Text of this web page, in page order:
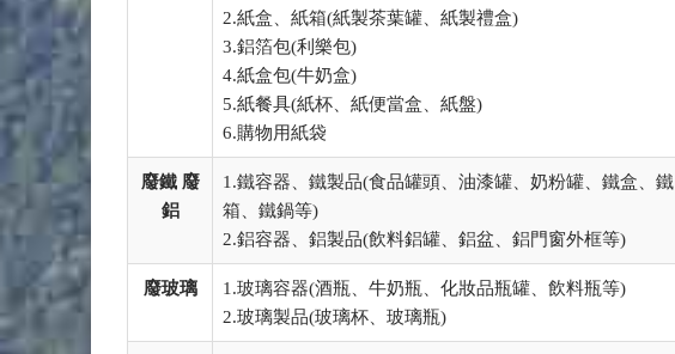
2.紙盒、紙箱(紙製茶葉罐、紙製禮盒)
3.鋁箔包(利樂包)
4.紙盒包(牛奶盒)
5.紙餐具(紙杯、紙便當盒、紙盤)
6.購物用紙袋
廢鐵 廢
鋁
1.鐵容器、鐵製品(食品罐頭、油漆罐、奶粉罐、鐵盒、鐵
箱、鐵鍋等)
2.鋁容器、鋁製品(飲料鋁罐、鋁盆、鋁門窗外框等)
廢玻璃
1.玻璃容器(酒瓶、牛奶瓶、化妝品瓶罐、飲料瓶等)
2.玻璃製品(玻璃杯、玻璃瓶)